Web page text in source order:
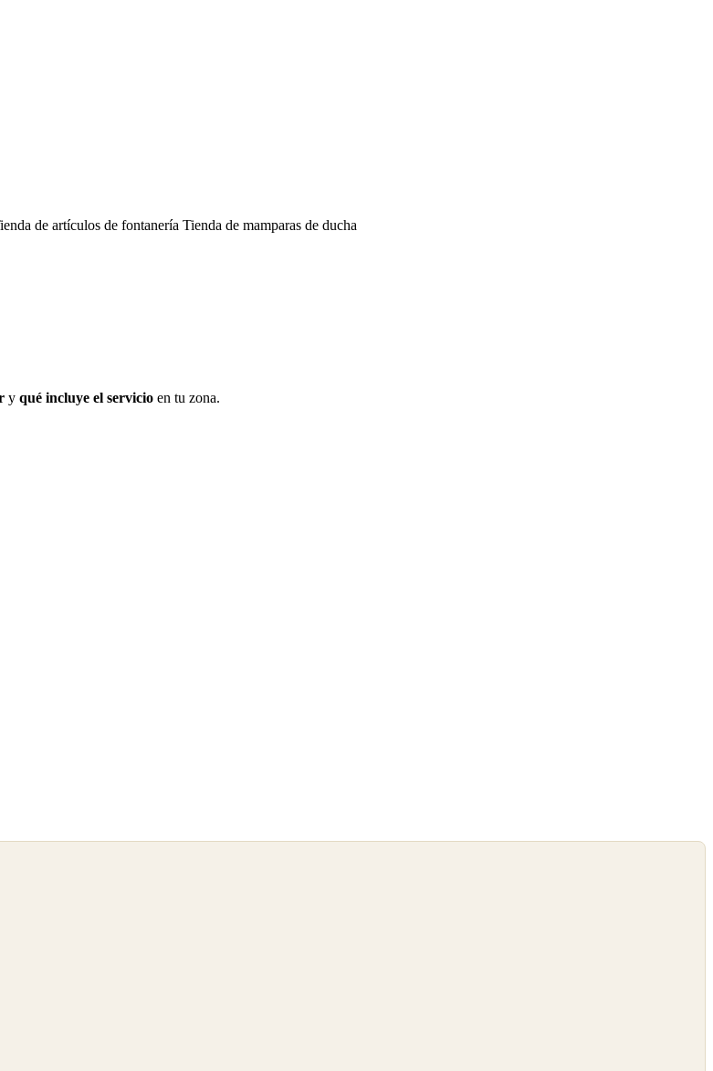
de artículos de fontanería Tienda de mamparas de ducha
y qué incluye el servicio en tu zona.